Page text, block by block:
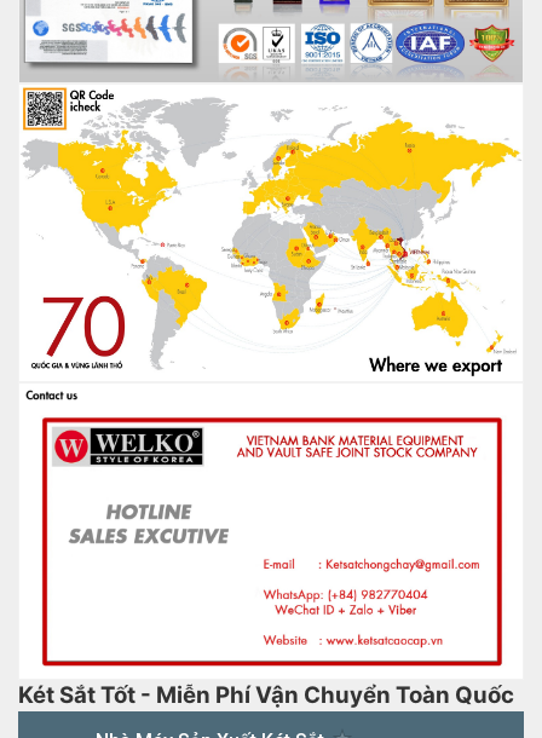
Két Sắt Tốt - Miễn Phí Vận Chuyển Toàn Quốc